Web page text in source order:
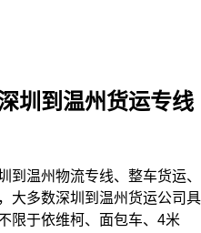
圳到温州货运专线
到温州物流专线、整车货运、
大多数深圳到温州货运公司具
限于依维柯、面包车、4米